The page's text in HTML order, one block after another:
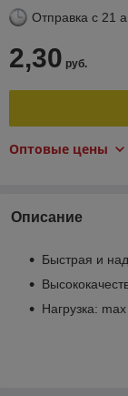
Отправка с 21
2,30 руб.
Оптовые цены
Описание
Быстрая и
Нагрузка: max